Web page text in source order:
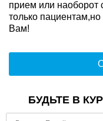
прием или наоборот
только
Вам!
БУДЬТЕ В